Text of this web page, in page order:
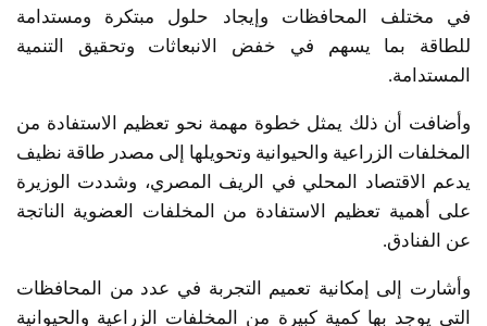
في مختلف المحافظات وإيجاد حلول مبتكرة ومستدامة
للطاقة بما يسهم في خفض الانبعاثات وتحقيق التنمية
المستدامة.
وأضافت أن ذلك يمثل خطوة مهمة نحو تعظيم الاستفادة من
المخلفات الزراعية والحيوانية وتحويلها إلى مصدر طاقة نظيف
يدعم الاقتصاد المحلي في الريف المصري، وشددت الوزيرة
على أهمية تعظيم الاستفادة من المخلفات العضوية الناتجة
عن الفنادق.
وأشارت إلى إمكانية تعميم التجربة في عدد من المحافظات
التى يوجد بها كمية كبيرة من المخلفات الزراعية والحيوانية